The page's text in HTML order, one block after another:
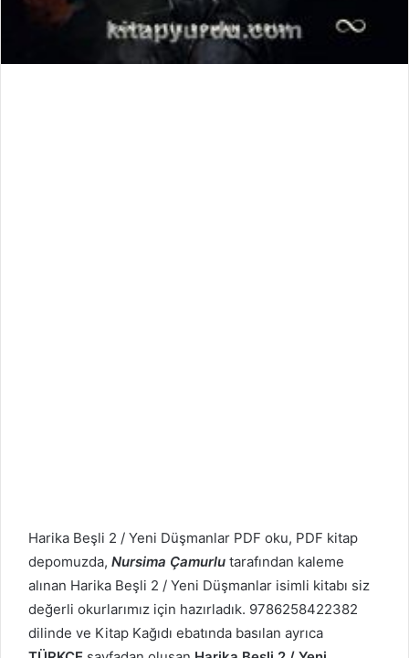
Harika Beşli 2 / Yeni Düşmanlar PDF oku, PDF kitap
depomuzda, Nursima Çamurlu tarafından kaleme
alınan Harika Beşli 2 / Yeni Düşmanlar isimli kitabı siz
değerli okurlarımız için hazırladık. 9786258422382
dilinde ve Kitap Kağıdı ebatında basılan ayrıca